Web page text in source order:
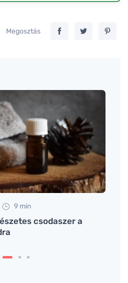
Megosztás
9 min
csodaszer a